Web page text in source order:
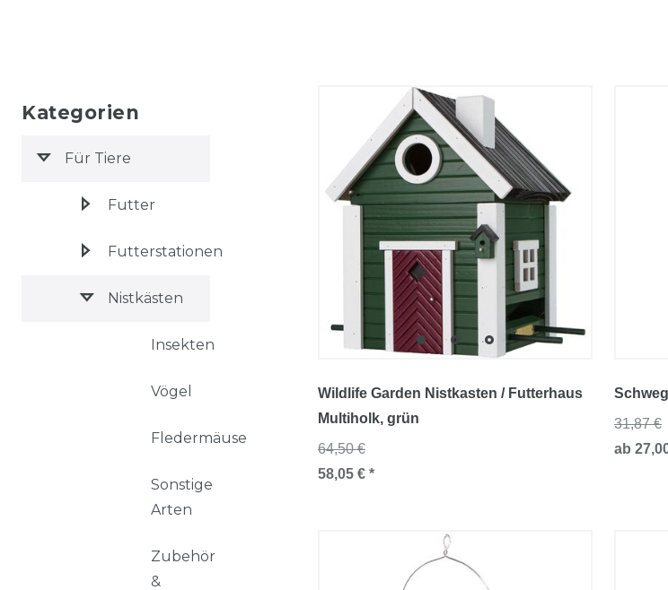
Kategorien
Für Tiere
Futter
Futterstationen
Nistkästen
Insekten
Vögel
Fledermäuse
Sonstige
Arten
Zubehör
&
Wildlife Garden Nistkasten / Futterhaus
Multiholk, grün
64,50 €
58,05 € *
31,87 €
ab